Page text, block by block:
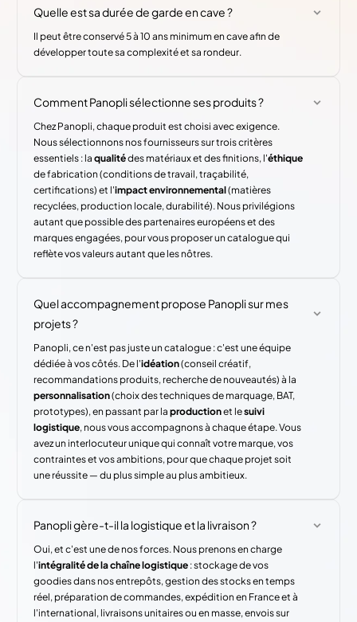
Quelle est sa durée de garde en cave ?
Il peut être conservé 5 à 10 ans minimum en cave afin de
développer toute sa complexité et sa rondeur.
Comment Panopli sélectionne ses produits ?
Chez Panopli, chaque produit est choisi avec exigence.
Nous sélectionnons nos fournisseurs sur trois critères
essentiels : laqualitédes matériaux et des finitions, l'éthique
de fabrication (conditions de travail, traçabilité,
certifications) et l'impact environnemental(matières
recyclées, production locale, durabilité). Nous privilégions
autant que possible des partenaires européens et des
marques engagées, pour vous proposer un catalogue qui
reflète vos valeurs autant que les nôtres.
Quel accompagnement propose Panopli sur mes
projets ?
Panopli, ce n'est pas juste un catalogue : c'est une équipe
dédiée à vos côtés. De l'idéation(conseil créatif,
recommandations produits, recherche de nouveautés) à la
personnalisation(choix des techniques de marquage, BAT,
prototypes), en passant par laproductionet lesuivi
logistique, nous vous accompagnons à chaque étape. Vous
avez un interlocuteur unique qui connaît votre marque, vos
contraintes et vos ambitions, pour que chaque projet soit
une réussite — du plus simple au plus ambitieux.
Panopli gère-t-il la logistique et la livraison ?
Oui, et c'est une de nos forces. Nous prenons en charge
l'intégralité de la chaîne logistique : stockage de vos
goodies dans nos entrepôts, gestion des stocks en temps
réel, préparation de commandes, expédition en France et à
l'international, livraisons unitaires ou en masse, envois sur